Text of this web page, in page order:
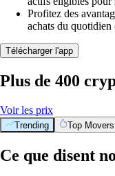
Profitez des
achats du quotidien
Télécharger l'app
Plus de 400
Voir les prix
Trending Top Movers
Ce que disent